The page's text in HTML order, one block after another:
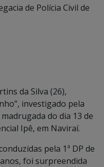
de Polícia Civil de
da Silva (26),
investigado pela
do dia 13 de
Ipê, em Naviraí.
pela 1ª DP de
foi surpreendida